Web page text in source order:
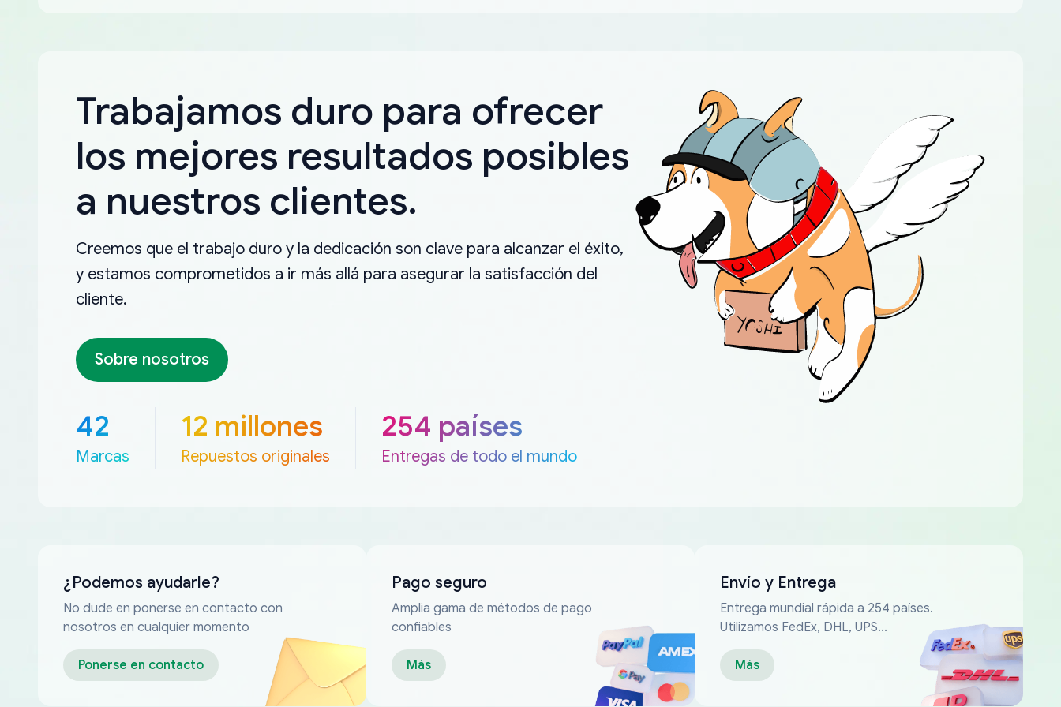
Trabajamos duro para ofrecer
los mejores resultados posibles
a nuestros clientes.
Creemos que el trabajo duro y la dedicación son clave para alcanzar el éxito,
y estamos comprometidos a ir más allá para asegurar la satisfacción del
cliente.
Sobre nosotros
42
Marcas
12 millones
Repuestos originales
254 países
Entregas de todo el mundo
¿Podemos ayudarle?
No dude en ponerse en contacto con
nosotros en cualquier momento
Ponerse en contacto
Pago seguro
Amplia gama de métodos de pago
confiables
Más
Envío y Entrega
Entrega mundial rápida a 254 países.
Utilizamos FedEx, DHL, UPS...
Más